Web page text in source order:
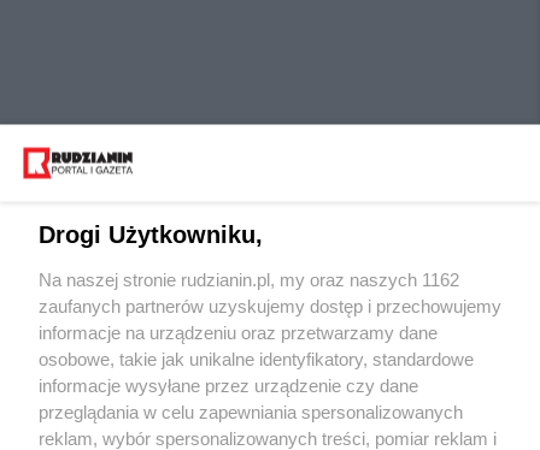
Wydawca mediów lokalnych
Drogi Użytkowniku,
Na naszej stronie rudzianin.pl, my oraz naszych 1162
zaufanych partnerów uzyskujemy dostęp i przechowujemy
informacje na urządzeniu oraz przetwarzamy dane
osobowe, takie jak unikalne identyfikatory, standardowe
informacje wysyłane przez urządzenie czy dane
przeglądania w celu zapewniania spersonalizowanych
reklam, wybór spersonalizowanych treści, pomiar reklam i